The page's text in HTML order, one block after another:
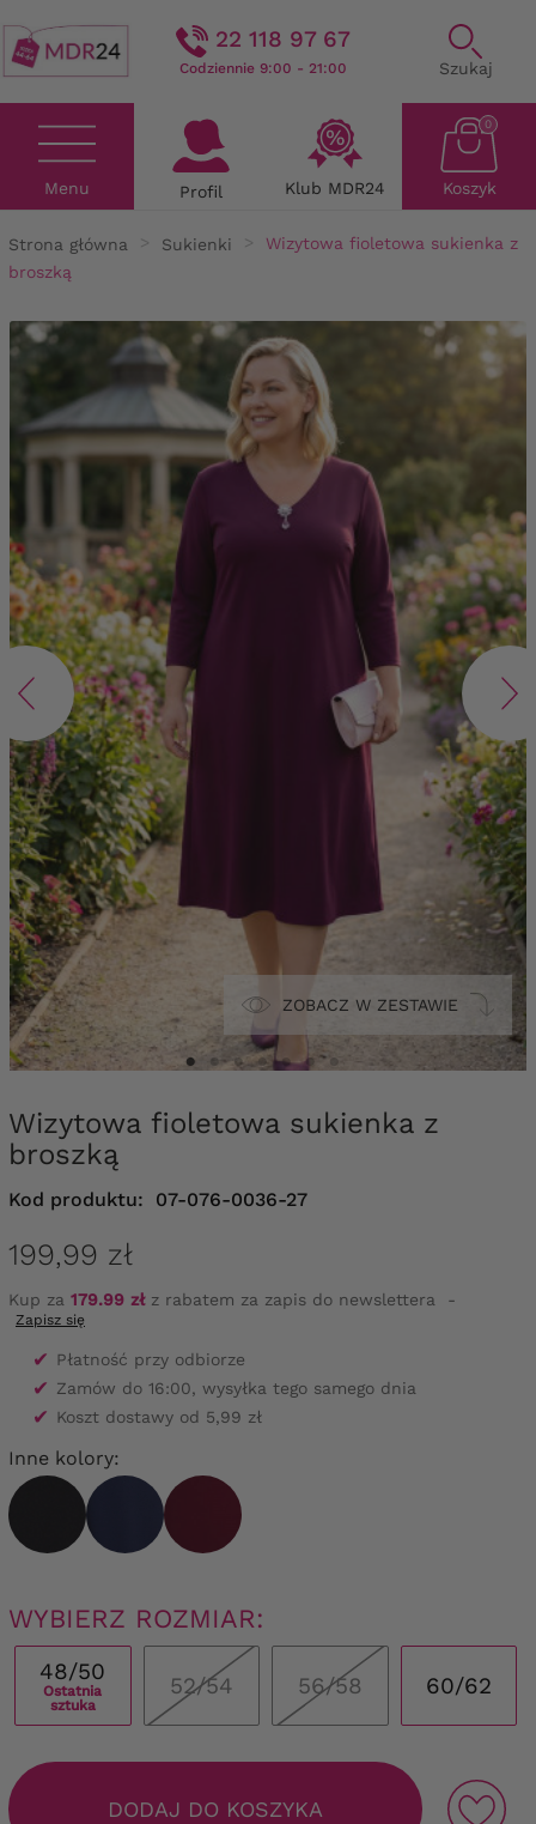
22 118 97 67
Codziennie 9:00 - 21:00 Szukaj
Menu Profil Klub MDR24 Koszyk
0
Strona główna Sukienki
Wizytowa fioletowa sukienka z
broszką
ZOBACZ W ZESTAWIE
Wizytowa fioletowa sukienka z
broszką
Kod produktu: 07-076-0036-27
199,99 zł
Kup za 179.99 złz rabatem za zapis do newslettera -
Zapisz się
✔ Płatność przy odbiorze
✔ Zamów do 16:00, wysyłka tego samego dnia
✔ Koszt dostawy od 5,99 zł
Inne kolory:
WYBIERZ ROZMIAR:
48/50
Ostatnia
sztuka
52/54 56/58 60/62
DODAJ DO KOSZYKA